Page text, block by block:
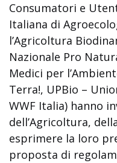
Consumatori e
Italiana di
l’Agricoltura
Nazionale Pro
Medici per
Terra!, UPBio –
WWF Italia) hanno
dell’Agricoltura,
esprimere la loro
proposta di